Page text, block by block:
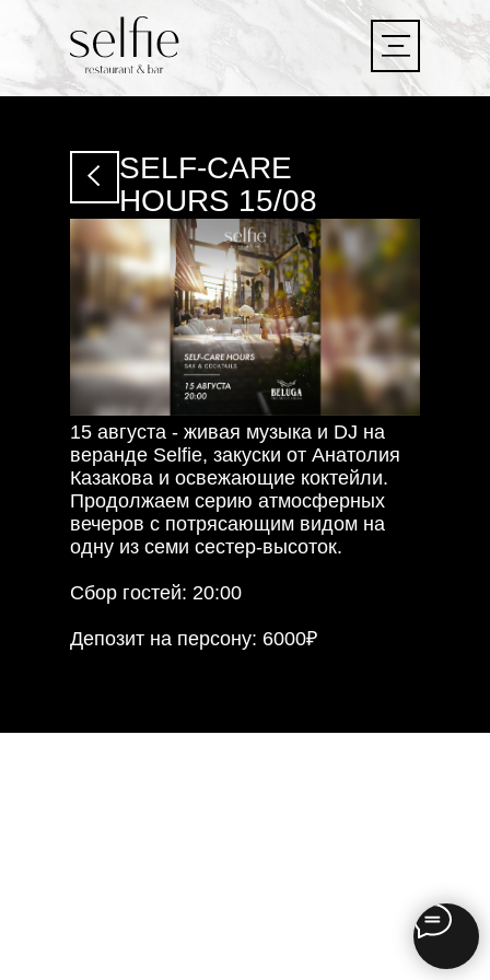
LET'S
GO!
LET'S
GO!
SELF-CARE
HOURS 15/08
15 августа - живая музыка и DJ на
веранде Selfie, закуски от Анатолия
Казакова и освежающие коктейли.
Продолжаем серию атмосферных
вечеров с потрясающим видом на
одну из семи сестер-высоток.
Сбор гостей: 20:00
Депозит на персону: 6000₽